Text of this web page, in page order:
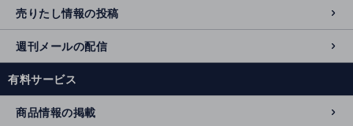
売りたし情報の投稿
週刊メールの配信
有料サービス
商品情報の掲載